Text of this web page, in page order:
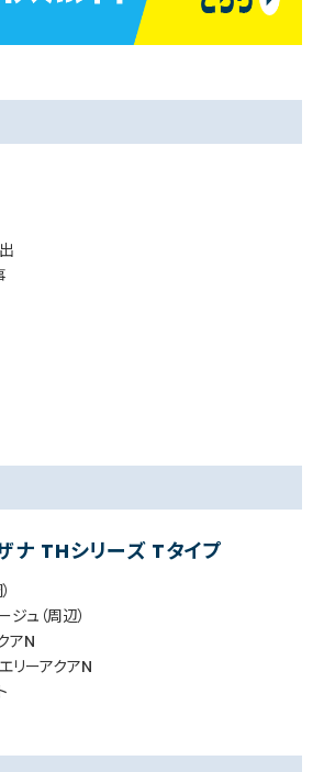
ナ THシリーズ Tタイプ
ュ（周辺）
アN
リーアクアN